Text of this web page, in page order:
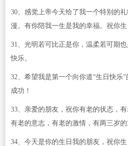
30、感觉上帝今天给了我一个特别的
漫。有你陪我一生是我的幸福。祝你生
31、光明若可比正是你，温柔若可期
快乐。
32、希望我是第一个向你道“生日快乐”
成功！
33、亲爱的朋友，祝你有老的状态，
有老的意志，有老的激情，有两三岁
34、今天是你的生日我的朋友，祝你